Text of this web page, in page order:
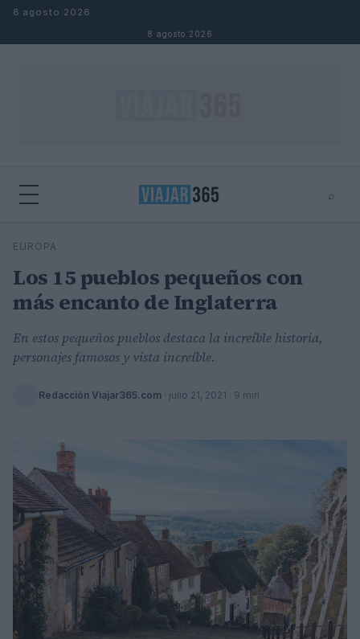
Saltar al contenido
8 agosto 2026
8 agosto 2026
⌕
Buscar
EUROPA
Los 15 pueblos pequeños con
más encanto de Inglaterra
En estos pequeños pueblos destaca la increíble historia,
personajes famosos y vista increíble.
Redacción Viajar365.com · julio 21, 2021 · 9 min